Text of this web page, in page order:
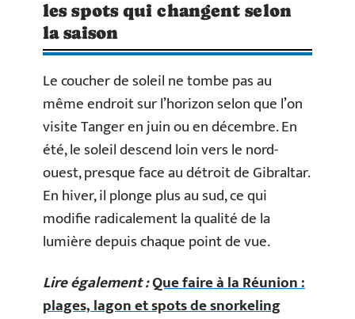
les spots qui changent selon
la saison
Le coucher de soleil ne tombe pas au
même endroit sur l’horizon selon que l’on
visite Tanger en juin ou en décembre. En
été, le soleil descend loin vers le nord-
ouest, presque face au détroit de Gibraltar.
En hiver, il plonge plus au sud, ce qui
modifie radicalement la qualité de la
lumière depuis chaque point de vue.
Lire également :Que faire à la Réunion :
plages, lagon et spots de snorkeling